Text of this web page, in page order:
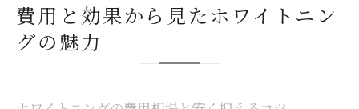
費用と効果から見たホワイトニン
グの魅力